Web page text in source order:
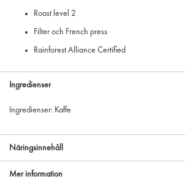
Roast level 2
Filter och French press
Rainforest Alliance Certified
Ingredienser
Ingredienser: Kaffe
Näringsinnehåll
Mer information